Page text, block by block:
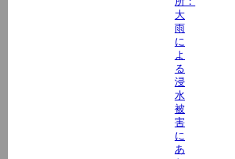
大
雨
に
よ
る
浸
水
被
害
に
あ